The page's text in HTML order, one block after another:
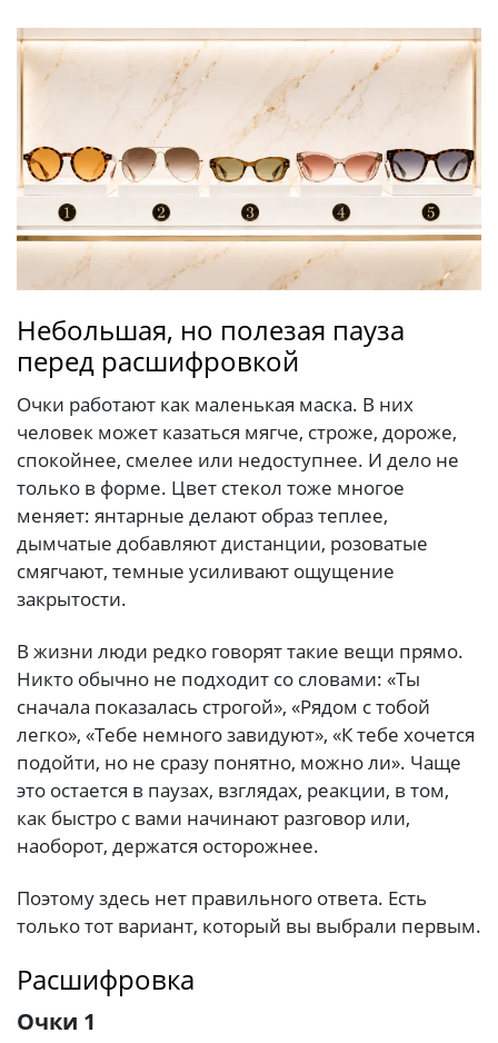
Небольшая, но полезая пауза
перед расшифровкой
Очки работают как маленькая маска. В них
человек может казаться мягче, строже, дороже,
спокойнее, смелее или недоступнее. И дело не
только в форме. Цвет стекол тоже многое
меняет: янтарные делают образ теплее,
дымчатые добавляют дистанции, розоватые
смягчают, темные усиливают ощущение
закрытости.
В жизни люди редко говорят такие вещи прямо.
Никто обычно не подходит со словами: «Ты
сначала показалась строгой», «Рядом с тобой
легко», «Тебе немного завидуют», «К тебе хочется
подойти, но не сразу понятно, можно ли». Чаще
это остается в паузах, взглядах, реакции, в том,
как быстро с вами начинают разговор или,
наоборот, держатся осторожнее.
Поэтому здесь нет правильного ответа. Есть
только тот вариант, который вы выбрали первым.
Расшифровка
Очки 1